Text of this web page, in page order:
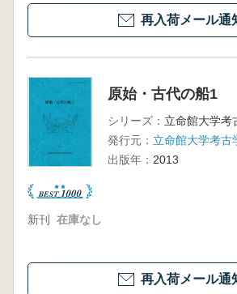
再入荷メール通
原始・古代の船1
シリーズ： 立命館大学考
発行元： 立命館大学考古
出版年： 2013
新刊 在庫なし
再入荷メール通